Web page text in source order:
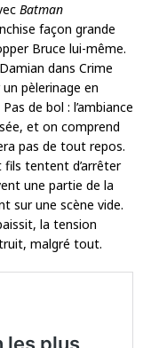
Batman
façon grande
Bruce lui-même.
dans Crime
pèlerinage en
de bol : l’ambiance
et on comprend
pas de tout repos.
tentent d’arrêter
une partie de la
sur une scène vide.
la tension
malgré tout.